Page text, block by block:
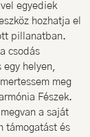
egyediek
hozhatja el
pillanatban.
csodás
egy helyen,
meg
Fészek.
a saját
támogatást és